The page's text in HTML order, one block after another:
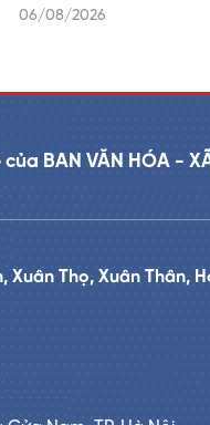
06/08/2026
BAN VĂN HÓA -
Xuân Thọ, Xuân Thân,